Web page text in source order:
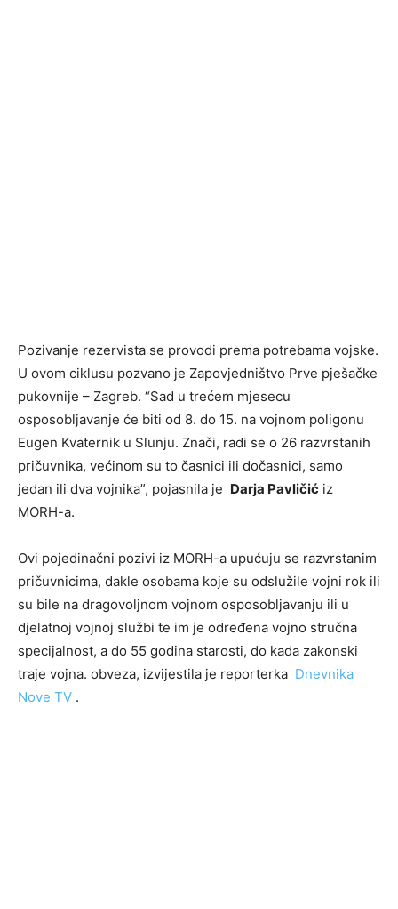
Pozivanje rezervista se provodi prema potrebama vojske.
U ovom ciklusu pozvano je Zapovjedništvo Prve pješačke
pukovnije – Zagreb. “Sad u trećem mjesecu
osposobljavanje će biti od 8. do 15. na vojnom poligonu
Eugen Kvaternik u Slunju. Znači, radi se o 26 razvrstanih
pričuvnika, većinom su to časnici ili dočasnici, samo
jedan ili dva vojnika”, pojasnila je Darja Pavličić iz
MORH-a.
Ovi pojedinačni pozivi iz MORH-a upućuju se razvrstanim
pričuvnicima, dakle osobama koje su odslužile vojni rok ili
su bile na dragovoljnom vojnom osposobljavanju ili u
djelatnoj vojnoj službi te im je određena vojno stručna
specijalnost, a do 55 godina starosti, do kada zakonski
traje vojna. obveza, izvijestila je reporterka Dnevnika
Nove TV .